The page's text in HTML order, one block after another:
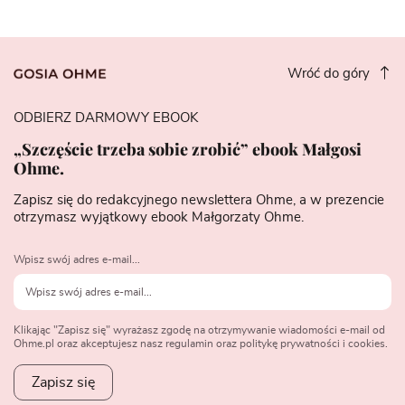
Wróć do góry
ODBIERZ DARMOWY EBOOK
„Szczęście trzeba sobie zrobić” ebook Małgosi
Ohme.
Zapisz się do redakcyjnego newslettera Ohme, a w prezencie
otrzymasz wyjątkowy ebook Małgorzaty Ohme.
Wpisz swój adres e-mail...
Klikając "Zapisz się" wyrażasz zgodę na otrzymywanie wiadomości e-mail od
Ohme.pl oraz akceptujesz nasz regulamin oraz politykę prywatności i cookies.
Zapisz się